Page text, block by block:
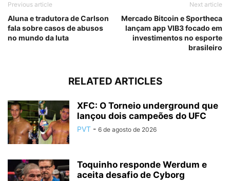
Previous article
Aluna e tradutora de Carlson
fala sobre casos de abusos
no mundo da luta
Next article
Mercado Bitcoin e Sportheca
lançam app VIB3 focado em
investimentos no esporte
brasileiro
RELATED ARTICLES
XFC: O Torneio underground que
lançou dois campeões do UFC
PVT - 6 de agosto de 2026
Toquinho responde Werdum e
aceita desafio de Cyborg